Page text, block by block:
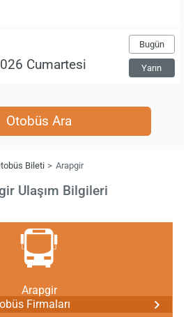
Bugün
Yarın
Otobüs Ara
Bileti Arapgir
Ulaşım Bilgileri
Arapgir
Firmaları